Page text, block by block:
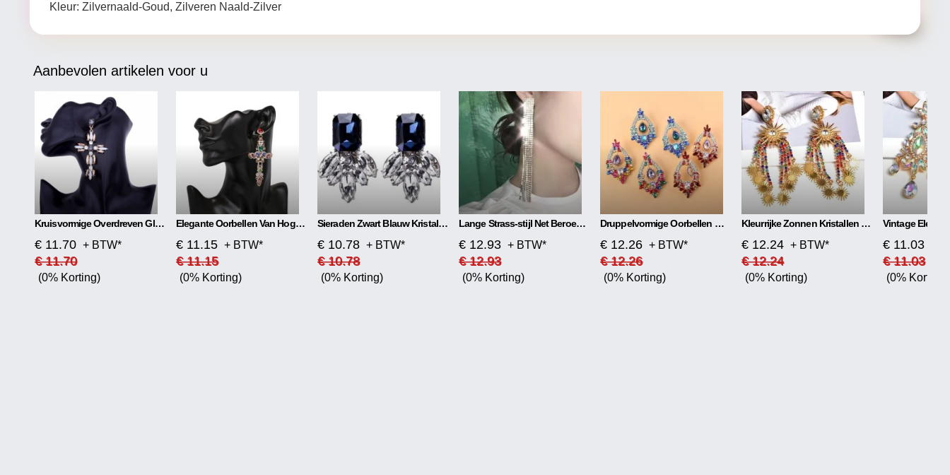
Kleur: Zilvernaald-Goud, Zilveren Naald-Zilver
Aanbevolen artikelen voor u
Kruisvormige Overdreven Glanzende Oorbellen
€ 11.70 + BTW*
€ 11.70
(0% Korting)
Elegante Oorbellen Van Hoge Kwaliteit Materiaal: Glas/gekleurd Glas Soort: Oorsteker Vorm: Kruis Kleur: Goud + Kleur, Goud + Zwart, Zilver + Kleur, Zilver + Zwart
€ 11.15 + BTW*
€ 11.15
(0% Korting)
Sieraden Zwart Blauw Kristal Strass Drop Oorbellen
€ 10.78 + BTW*
€ 10.78
(0% Korting)
Lange Strass-stijl Net Beroemdheden Oorbellen
€ 12.93 + BTW*
€ 12.93
(0% Korting)
Druppelvormige Oorbellen Mode
€ 12.26 + BTW*
€ 12.26
(0% Korting)
Kleurrijke Zonnen Kristallen Kwast Hanger Oorbellen
€ 12.24 + BTW*
€ 12.24
(0% Korting)
€ 11.03
€ 11.03
(0% Korting)